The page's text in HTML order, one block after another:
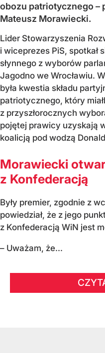
obozu patriotycznego –
Mateusz Morawiecki.
Lider Stowarzyszenia
i wiceprezes PiS, spotkał
słynnego z wyborów
Jagodno we Wrocławiu.
była kwestia składu
patriotycznego, który
z przyszłorocznych
pojętej prawicy uzyskają
koalicją pod wodzą
Morawiecki
z Konfederacją
Były premier, zgodnie z
powiedział, że z jego
z Konfederacją WiN jest
– Uważam, że...